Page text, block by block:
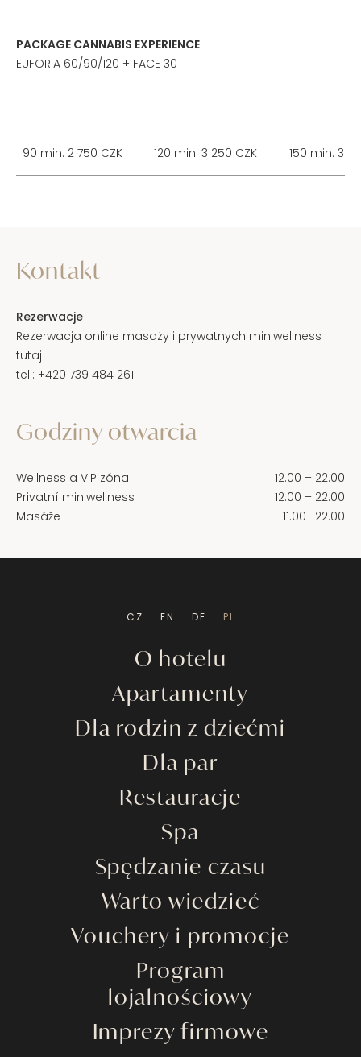
PACKAGE CANNABIS EXPERIENCE
EUFORIA 60/90/120 + FACE 30
90 min. 2 750 CZK 120 min. 3 250 CZK 150 min. 3
Kontakt
Rezerwacje
Rezerwacja online masaży i prywatnych miniwellness
tutaj
tel.: +420 739 484 261
Godziny otwarcia
Wellness a VIP zóna
12.00 – 22.00
Privatní miniwellness
12.00 – 22.00
Masáže
11.00- 22.00
CZ EN DE PL
O hotelu
Apartamenty
Dla rodzin z dziećmi
Dla par
Restauracje
Spa
Spędzanie czasu
Warto wiedzieć
Vouchery i promocje
Program
lojalnościowy
Imprezy firmowe